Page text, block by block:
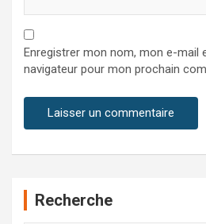
Enregistrer mon nom, mon e-mail
navigateur pour mon prochain
Recherche